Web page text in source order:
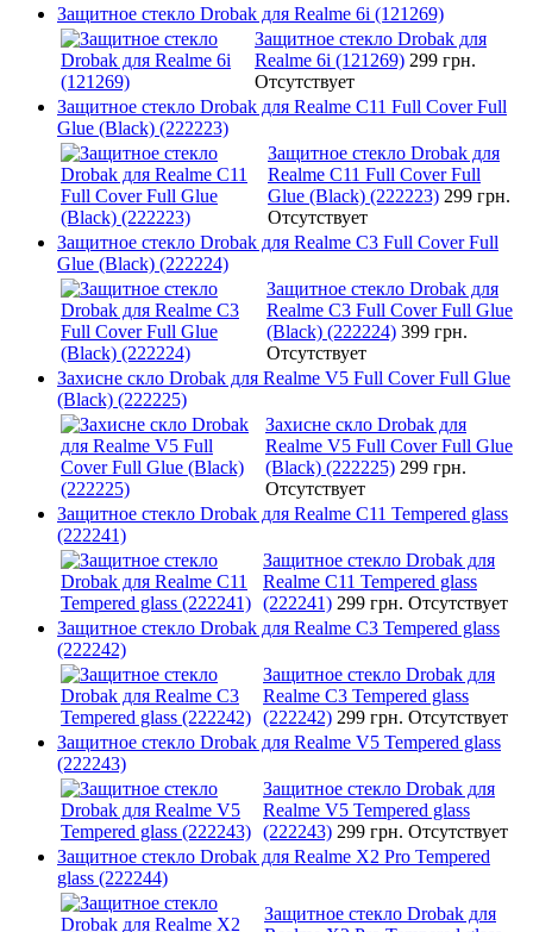
Защитное стекло Drobak для Realme 6i (121269)
Защитное стекло Drobak для
Realme 6i (121269) 299 грн.
Отсутствует
Защитное стекло Drobak для Realme C11 Full Cover Full
Glue (Black) (222223)
Защитное стекло Drobak для
Realme C11 Full Cover Full
Glue (Black) (222223) 299 грн.
Отсутствует
Защитное стекло Drobak для Realme C3 Full Cover Full
Glue (Black) (222224)
Защитное стекло Drobak для
Realme C3 Full Cover Full Glue
(Black) (222224) 399 грн.
Отсутствует
Захисне скло Drobak для Realme V5 Full Cover Full Glue
(Black) (222225)
Захисне скло Drobak для
Realme V5 Full Cover Full Glue
(Black) (222225) 299 грн.
Отсутствует
Защитное стекло Drobak для Realme C11 Tempered glass
(222241)
Защитное стекло Drobak для
Realme C11 Tempered glass
(222241) 299 грн. Отсутствует
Защитное стекло Drobak для Realme C3 Tempered glass
(222242)
Защитное стекло Drobak для
Realme C3 Tempered glass
(222242) 299 грн. Отсутствует
Защитное стекло Drobak для Realme V5 Tempered glass
(222243)
Защитное стекло Drobak для
Realme V5 Tempered glass
(222243) 299 грн. Отсутствует
Защитное стекло Drobak для Realme X2 Pro Tempered
glass (222244)
Защитное стекло Drobak для